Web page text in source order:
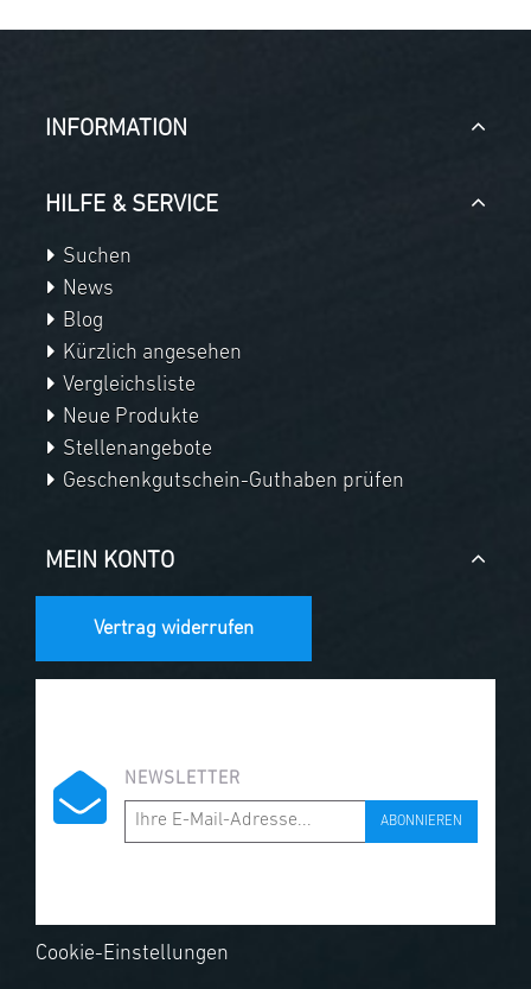
INFORMATION
HILFE & SERVICE
Suchen
News
Blog
Kürzlich angesehen
Vergleichsliste
Neue Produkte
Stellenangebote
Geschenkgutschein-Guthaben prüfen
MEIN KONTO
Vertrag widerrufen
NEWSLETTER
ABONNIEREN
Cookie-Einstellungen